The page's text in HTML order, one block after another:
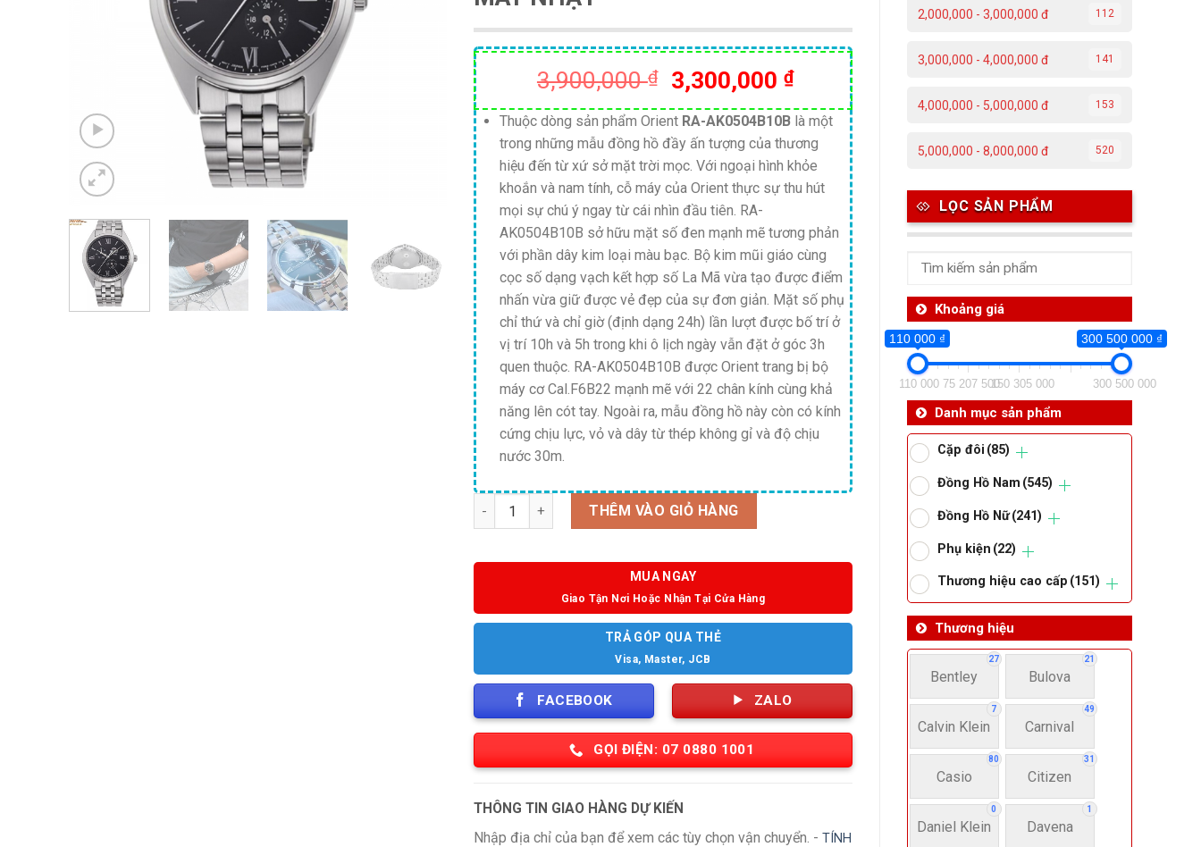
2,000,000 - 3,000,000 đ 112
3,000,000 - 4,000,000 đ 141
4,000,000 - 5,000,000 đ 153
5,000,000 - 8,000,000 đ 520
LỌC SẢN PHẨM
Khoảng giá
110 000 ₫ 300 500 000 ₫
110 000 75 207 500150 305 000 300 500 000
Danh mục sản phẩm
Cặp đôi (85)
Đồng Hồ Nam (545)
Đồng Hồ Nữ (241)
Phụ kiện (22)
Thương hiệu cao cấp (151)
Thương hiệu
27
Bentley
21
Bulova
7
Calvin Klein
49
Carnival
80
Casio
31
Citizen
0
Daniel Klein
1
Davena
3,900,000₫
Giá
gốc
là:
3,900,000 ₫.
3,300,000 ₫Giá
hiện
tại
là:
3,300,000 ₫.
Thuộc dòng sản phẩm Orient RA-AK0504B10B là một
trong những mẫu đồng hồ đầy ấn tượng của thương
hiệu đến từ xứ sở mặt trời mọc. Với ngoại hình khỏe
khoắn và nam tính, cỗ máy của Orient thực sự thu hút
mọi sự chú ý ngay từ cái nhìn đầu tiên. RA-
AK0504B10B sở hữu mặt số đen mạnh mẽ tương phản
với phần dây kim loại màu bạc. Bộ kim mũi giáo cùng
cọc số dạng vạch kết hợp số La Mã vừa tạo được điểm
nhấn vừa giữ được vẻ đẹp của sự đơn giản. Mặt số phụ
chỉ thứ và chỉ giờ (định dạng 24h) lần lượt được bố trí ở
vị trí 10h và 5h trong khi ô lịch ngày vẫn đặt ở góc 3h
quen thuộc. RA-AK0504B10B được Orient trang bị bộ
máy cơ Cal.F6B22 mạnh mẽ với 22 chân kính cùng khả
năng lên cót tay. Ngoài ra, mẫu đồng hồ này còn có kính
cứng chịu lực, vỏ và dây từ thép không gỉ và độ chịu
nước 30m.
Số lượng THÊM VÀO GIỎ HÀNG
MUA NGAY
Giao Tận Nơi Hoặc Nhận Tại Cửa Hàng
TRẢ GÓP QUA THẺ
Visa, Master, JCB
FACEBOOK ZALO
GỌI ĐIỆN: 07 0880 1001
THÔNG TIN GIAO HÀNG DỰ KIẾN
Nhập địa chỉ của bạn để xem các tùy chọn vận chuyển. -TÍNH